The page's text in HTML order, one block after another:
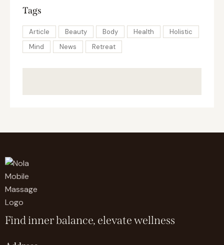
Tags
Article Beauty Body Health
Holistic
Mind
News Retreat
Find inner balance, elevate wellness